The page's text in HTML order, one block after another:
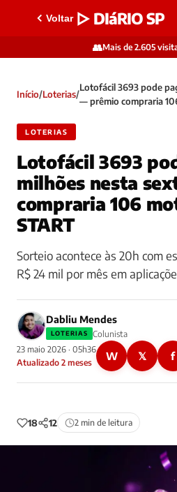
Voltar ▷ DIáRIO SP
👥Mais de 2.605
Início/Loterias/
Lotofácil 3693 pode
— prêmio compraria
LOTERIAS
Lotofácil 3693
milhões nesta
compraria 106
START
Sorteio acontece às 20h com
R$ 24 mil por mês em
Dabliu Mendes
LOTERIAS
Colunista
23 maio 2026 · 05h36
Atualizado 2 meses
W 𝕏 f
18 12 2 min de leitura